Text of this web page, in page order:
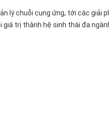
lý chuỗi cung ứng, tới các giải
trị thành hệ sinh thái đa